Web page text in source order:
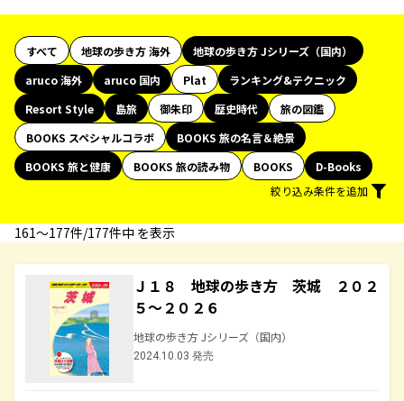
すべて 地球の歩き方 海外
地球の歩き方 Jシリーズ（国内）
aruco 海外
aruco 国内 Plat
ランキング&テクニック
Resort Style
島旅 御朱印 歴史時代
旅の図鑑
BOOKS スペシャルコラボ
BOOKS 旅の名言＆絶景
BOOKS 旅と健康
BOOKS 旅の読み物 BOOKS
D-Books
絞り込み条件を追加
161〜177件/177件中 を表示
Ｊ１８ 地球の歩き方 茨城 ２０２
５～２０２６
地球の歩き方 Jシリーズ（国内）
2024.10.03 発売